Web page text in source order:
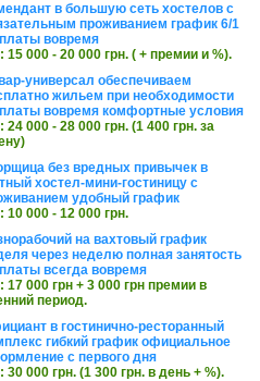
в большую сеть хостелов с
проживанием график 6/1
вовремя
15 000 - 20 000 грн. ( + премии и %).
универсал обеспечиваем
жильем при необходимости
вовремя комфортные условия
24 000 - 28 000 грн. (1 400 грн. за
без вредных привычек в
хостел-мини-гостиницу с
удобный график
10 000 - 12 000 грн.
на вахтовый график
через неделю полная занятость
всегда вовремя
17 000 грн + 3 000 грн премии в
период.
в гостинично-ресторанный
гибкий график официальное
с первого дня
30 000 грн. (1 300 грн. в день + %).